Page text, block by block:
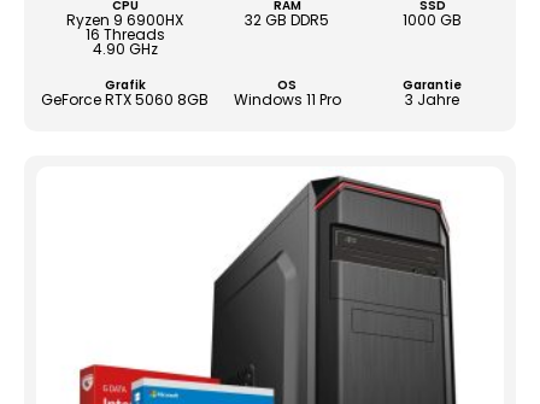
CPU
Ryzen 9 6900HX
16 Threads
4.90 GHz
RAM
32 GB DDR5
SSD
1000 GB
Grafik
GeForce RTX 5060 8GB
OS
Windows 11 Pro
Garantie
3 Jahre